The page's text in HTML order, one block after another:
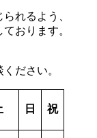
れるよう、
おります。
ださい。
日 祝